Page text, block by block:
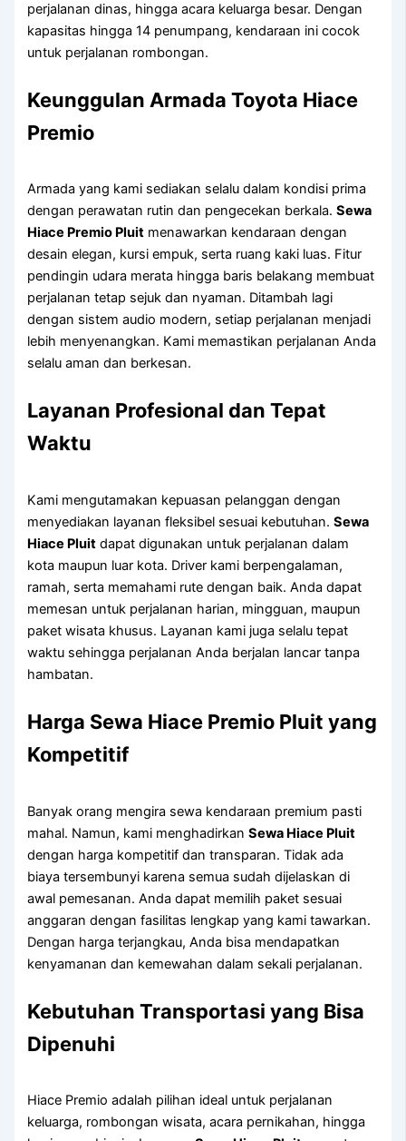
perjalanan dinas, hingga acara keluarga besar. Dengan
kapasitas hingga 14 penumpang, kendaraan ini cocok
untuk perjalanan rombongan.
Keunggulan Armada Toyota Hiace
Premio
Armada yang kami sediakan selalu dalam kondisi prima
dengan perawatan rutin dan pengecekan berkala.Sewa
Hiace Premio Pluit menawarkan kendaraan dengan
desain elegan, kursi empuk, serta ruang kaki luas. Fitur
pendingin udara merata hingga baris belakang membuat
perjalanan tetap sejuk dan nyaman. Ditambah lagi
dengan sistem audio modern, setiap perjalanan menjadi
lebih menyenangkan. Kami memastikan perjalanan Anda
selalu aman dan berkesan.
Layanan Profesional dan Tepat
Waktu
Kami mengutamakan kepuasan pelanggan dengan
menyediakan layanan fleksibel sesuai kebutuhan.Sewa
Hiace Pluit dapat digunakan untuk perjalanan dalam
kota maupun luar kota. Driver kami berpengalaman,
ramah, serta memahami rute dengan baik. Anda dapat
memesan untuk perjalanan harian, mingguan, maupun
paket wisata khusus. Layanan kami juga selalu tepat
waktu sehingga perjalanan Anda berjalan lancar tanpa
hambatan.
Harga Sewa Hiace Premio Pluit yang
Kompetitif
Banyak orang mengira sewa kendaraan premium pasti
mahal. Namun, kami menghadirkanSewa Hiace Pluit
dengan harga kompetitif dan transparan. Tidak ada
biaya tersembunyi karena semua sudah dijelaskan di
awal pemesanan. Anda dapat memilih paket sesuai
anggaran dengan fasilitas lengkap yang kami tawarkan.
Dengan harga terjangkau, Anda bisa mendapatkan
kenyamanan dan kemewahan dalam sekali perjalanan.
Kebutuhan Transportasi yang Bisa
Dipenuhi
Hiace Premio adalah pilihan ideal untuk perjalanan
keluarga, rombongan wisata, acara pernikahan, hingga